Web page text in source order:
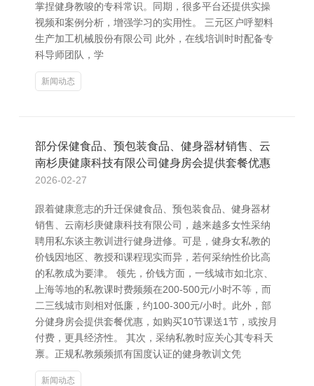
掌捏健身教唆的专科常识。同期，很多平台还提供实操
视频和案例分析，增强学习的实用性。 三元区户呼塑料
生产加工机械股份有限公司 此外，在线培训时时配备专
科导师团队，学
新闻动态
部分保健食品、预包装食品、健身器材销售、云
南杉庚健康科技有限公司健身房会提供套餐优惠
2026-02-27
跟着健康意志的升迁保健食品、预包装食品、健身器材
销售、云南杉庚健康科技有限公司，越来越多女性采纳
聘用私东谈主教训进行健身进修。可是，健身女私教的
价钱因地区、教授和课程现实而异，若何采纳性价比高
的私教成为要津。 领先，价钱方面，一线城市如北京、
上海等地的私教课时费频频在200-500元/小时不等，而
二三线城市则相对低廉，约100-300元/小时。此外，部
分健身房会提供套餐优惠，如购买10节课送1节，或按月
付费，更具经济性。 其次，采纳私教时应关心其专科天
禀。正规私教频频抓有国度认证的健身教训文凭
新闻动态